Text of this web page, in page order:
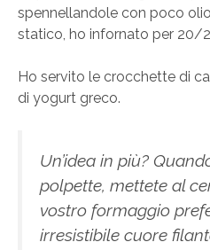
spennellandole con poco
statico, ho infornato per 20/
Ho servito le crocchette di
di yogurt greco.
Un’idea in più?
polpette, mettete al
vostro formaggio
irresistibile cuore